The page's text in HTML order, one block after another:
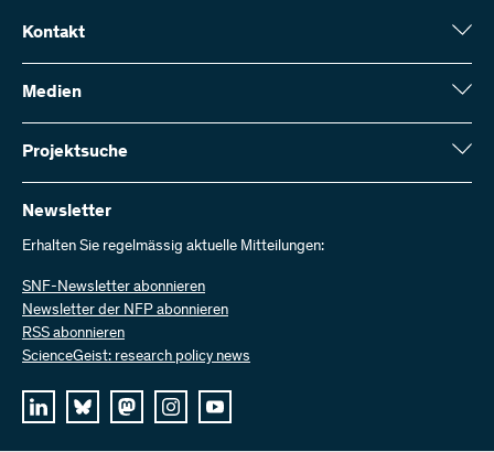
Kontakt
Schweizerischer Nationalfonds (SNF)
Wildhainweg 3
Kontakt aufnehmen
Rechnung senden
Bei uns arbeiten
Offene Stellen
Medien
Medienauskünfte
Jahresbericht
Projektsuche
Hier finden Sie umfangreiche Informationen zu den vom SNF
bewilligten Forschungsprojekten und Förderbeiträgen:
Projektsuche
Newsletter
Erhalten Sie regelmässig aktuelle Mitteilungen:
SNF-Newsletter abonnieren
Newsletter der NFP abonnieren
RSS abonnieren
ScienceGeist: research policy news